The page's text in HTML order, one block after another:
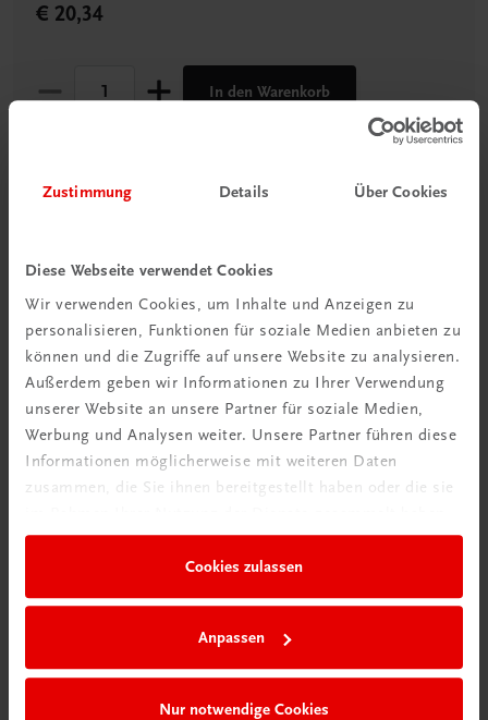
Zustimmung Details Über Cookies
Diese Webseite verwendet Cookies
Wir verwenden Cookies, um Inhalte und Anzeigen zu
personalisieren, Funktionen für soziale Medien anbieten zu
können und die Zugriffe auf unsere Website zu analysieren.
Außerdem geben wir Informationen zu Ihrer Verwendung
unserer Website an unsere Partner für soziale Medien,
Werbung und Analysen weiter. Unsere Partner führen diese
Informationen möglicherweise mit weiteren Daten
zusammen, die Sie ihnen bereitgestellt haben oder die sie
Cookies zulassen
Anpassen
Nur notwendige Cookies
€ 20,34
In den Warenkorb
Lieferdauer: Innerhalb von max. 48 Stunden bei Ihnen
Prüfexemplar bestellen
Bestellen Sie jetzt einkostenloses Prüfexemplar als
gedrucktes Buch (inkl. E-Book) oder nur als E-Book!
Füllen Sie dazu einfachnachfolgendes Formularaus.
Das bestellte Prüfexemplar wird Ihnen anschließend
nur an Ihre Schuladresse zugesendet (sobald dieses
lieferbar ist).
Druck inkl. E-Book*
Praxiserlebnis – Fachkunde und Fachpraxis PTS
(205.420)